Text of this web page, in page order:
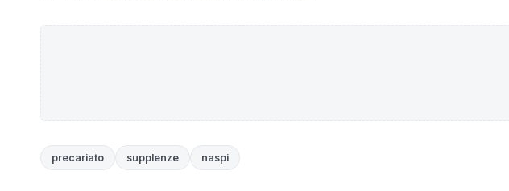
precariato supplenze naspi